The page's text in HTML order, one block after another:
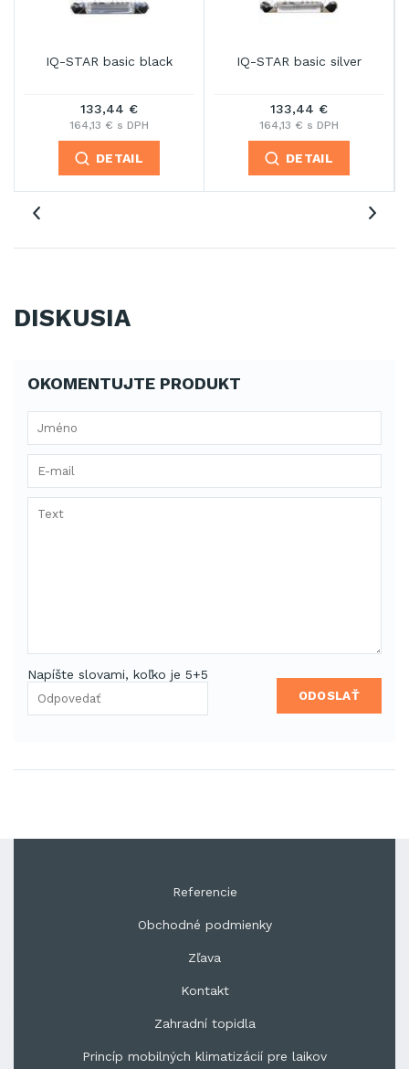
IQ-STAR black
170,23 €
209,38 € s DPH
DETAIL
IQ-STAR BOLA 2000W
166,82 €
205,19 € s DPH
DETAIL
DISKUSIA
OKOMENTUJTE PRODUKT
Napíšte slovami, koľko je 5+5
ODOSLAŤ
Referencie
Obchodné podmienky
Zľava
Kontakt
Zahradní topidla
Princíp mobilných klimatizácií pre laikov